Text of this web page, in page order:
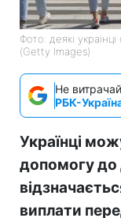
Фото: деякі
(Getty Images)
Не
РБК-
Українці
допомогу до
виплати